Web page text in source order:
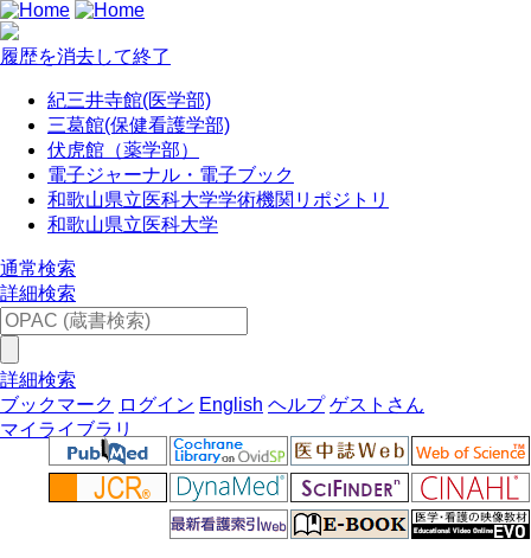
履歴を消去して終了
紀三井寺館(医学部)
三葛館(保健看護学部)
伏虎館（薬学部）
電子ジャーナル・電子ブック
和歌山県立医科大学学術機関リポジトリ
和歌山県立医科大学
通常検索
詳細検索
詳細検索
ブックマーク ログイン English ヘルプ ゲストさん
マイライブラリ